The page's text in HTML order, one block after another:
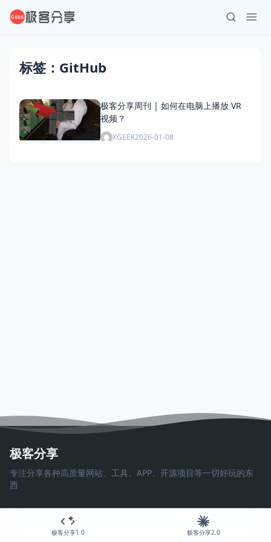
标签：GitHub
极客分享周刊 | 如何在电脑上播放 VR
视频？
XGEEK2026-01-08
极客分享
专注分享各种高质量网站、工具、APP、开源项目等一切好玩的东
西
极客分享1.0 极客分享2.0